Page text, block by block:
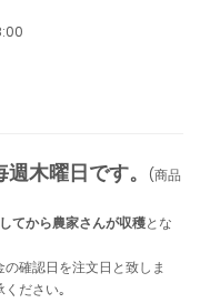
木曜日です。
(商品
てから農家さんが収穫とな
確認日を注文日と致しま
ださい｡